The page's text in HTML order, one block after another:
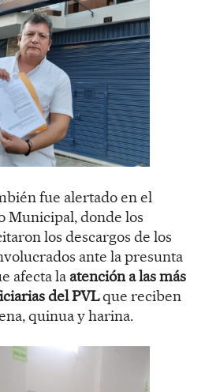
fue alertado en el
Municipal, donde los
los descargos de los
ante la presunta
afecta la atención a las más
del PVLque reciben
quinua y harina.